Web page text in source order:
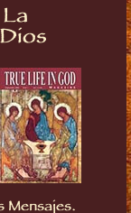
Mensajes.